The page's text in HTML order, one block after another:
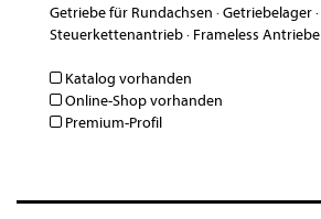
Getriebe für Rundachsen ·Getriebelager·
Steuerkettenantrieb· Frameless Antriebe
Katalog vorhanden
Online-Shop vorhanden
Premium-Profil